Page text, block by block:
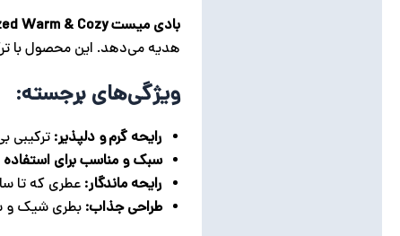
بادی میست Glazed Warm & Cozy
هدیه می‌دهد. این محصول با
ویژگی‌های برجسته:
رایحه گرم و دلپذیر: ترکیبی
سبک و مناسب برای استفاده
رایحه ماندگار: عطری که تا
طراحی جذاب: بطری شیک و